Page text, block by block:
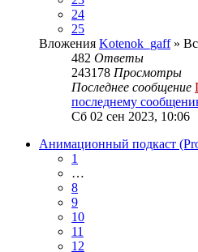
24
25
Вложения Kotenok_gaff» Вс
482 Ответы
243178 Просмотры
Последнее сообщение
последнему
Сб 02 сен 2023, 10:06
Анимационный подкаст
1
…
8
9
10
11
12